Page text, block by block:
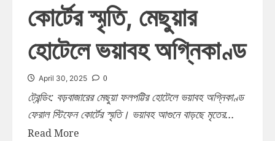
কোর্টের স্মৃতি, মেছুয়ার
হোটেলে ভয়াবহ অগ্নিকাণ্ড
April 30, 2025 0
ট্রেন্ডিং: বড়বাজারের মেছুয়া ফলপট্টির হোটেলে ভয়াবহ অগ্নিকাণ্ড
ফেরাল স্টিফেন কোর্টের স্মৃতি। ভয়াবহ আগুনে বাড়ছে মৃতের...
Read More